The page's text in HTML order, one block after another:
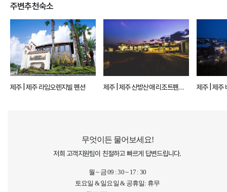
주변추천숙소
제주 | 제주 라임오렌지빌 펜션
제주 | 제주 산방산애 리조트펜션
제주 |
무엇이든 물어보세요!
저희 고객지원팀이 친절하고 빠르게 답변드립니다.
월 ~ 금 09 : 30 ~ 17 : 30
토요일 & 일요일 & 공휴일: 휴무